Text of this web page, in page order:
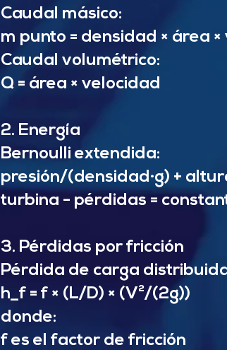
Caudal másico:
m punto = densidad × área
Caudal volumétrico:
Q = área × velocidad
2. Energía
Bernoulli extendida:
presión/(densidad·g) +
turbina - pérdidas =
3. Pérdidas por fricción
Pérdida de carga
h_f = f × (L/D) × (V²/(2g))
donde:
f es el factor de fricción